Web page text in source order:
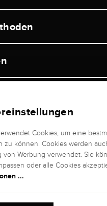
Berater
Cookies, um eine
zu können. Cookies werden
von Werbung verwendet. Sie
oder alle Cookies
...